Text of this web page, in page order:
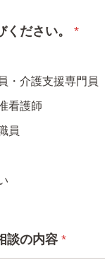
ください。*
・介護支援専門員
看護師
員
談の内容*